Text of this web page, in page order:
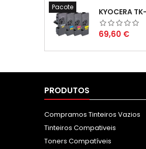
Pacote
Preço
69,60 €
PRODUTOS
Compramos Tinteiros Vazios
Tinteiros Compativeis
Toners Compatíveis